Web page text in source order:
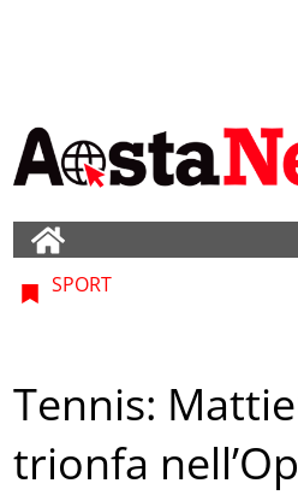
SPORT
Tennis:
trionfa